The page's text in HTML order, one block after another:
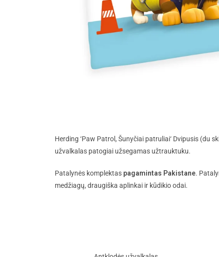
Herding ‘Paw Patrol, Šunyčiai patruliai‘ Dvipusis (du
užvalkalas patogiai užsegamas užtrauktuku.
Patalynės komplektas pagamintas Pakistane.
medžiagų, draugiška aplinkai ir kūdikio odai.